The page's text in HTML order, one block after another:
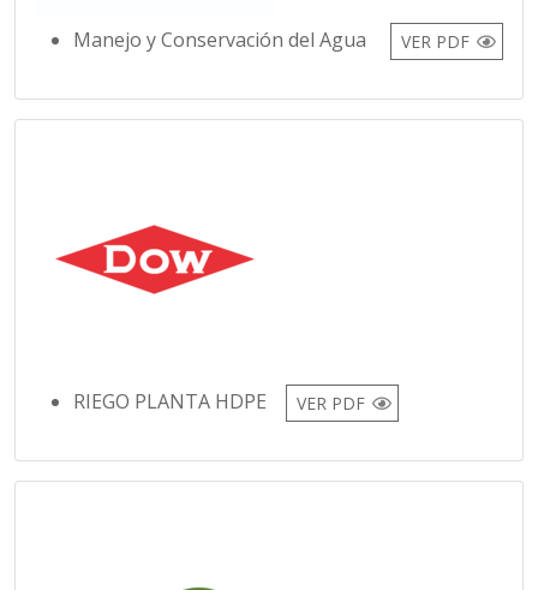
Manejo y Conservación del Agua VER PDF
RIEGO PLANTA HDPE VER PDF